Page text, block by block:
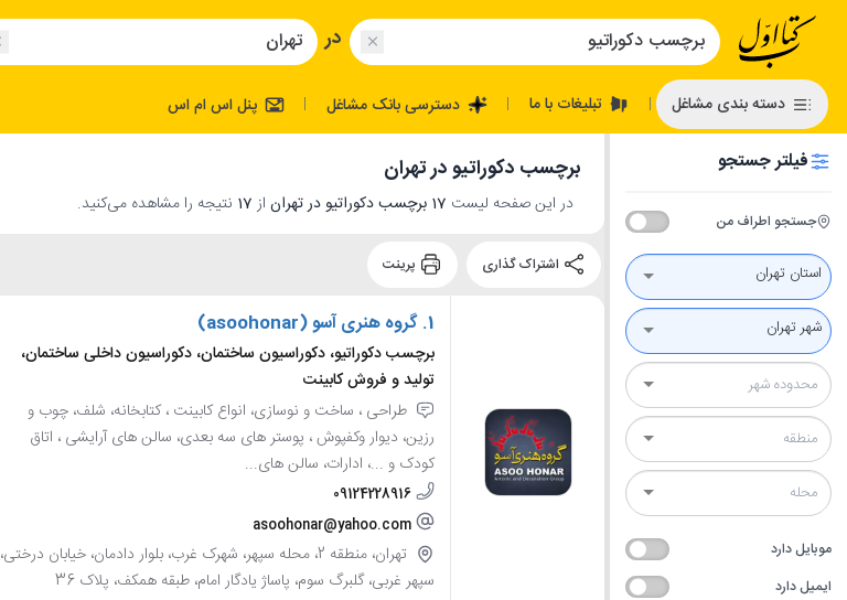
در
دسته بندی مشاغل | تبلیغات با ما | دسترسی بانک مشاغل | پنل اس ام اس
فیلتر جستجو
جستجو اطراف من
استان تهران
شهر تهران
موبایل دارد
ایمیل دارد
برچسب دکوراتیو در تهران
در این صفحه لیست 17 برچسب دکوراتیو در تهران از 17 نتیجه را مشاهده می‌کنید.
1. گروه هنری آسو (asoohonar)
برچسب دکوراتیو، دکوراسیون ساختمان، دکوراسیون داخلی ساختمان،
تولید و فروش کابینت
طراحی ، ساخت و نوسازی، انواع کابینت ، کتابخانه، شلف، چوب و
رزین، دیوار وکفپوش ، پوستر های سه بعدی، سالن های آرایشی ، اتاق
کودک و ...، ادارات، سالن های...
09124228916
asoohonar@yahoo.com
تهران، منطقه 2، محله سپهر، شهرک غرب، بلوار دادمان، خیابان درختی،
سپهر غربی، گلبرگ سوم، پاساژ یادگار امام، طبقه همکف، پلاک 36